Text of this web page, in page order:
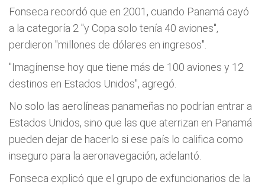
Fonseca recordó que en 2001, cuando Panamá cayó
a la categoría 2 "y Copa solo tenía 40 aviones",
perdieron "millones de dólares en ingresos".
"Imagínense hoy que tiene más de 100 aviones y 12
destinos en Estados Unidos", agregó.
No solo las aerolíneas panameñas no podrían entrar a
Estados Unidos, sino que las que aterrizan en Panamá
pueden dejar de hacerlo si ese país lo califica como
inseguro para la aeronavegación, adelantó.
Fonseca explicó que el grupo de exfuncionarios de la